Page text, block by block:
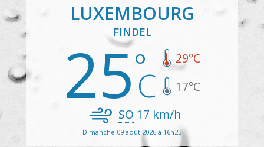
LUXEMBOURG
FINDEL
25 29°C
17°C
SO 17 km/h
Dimanche 09 août 2026 à 16h25